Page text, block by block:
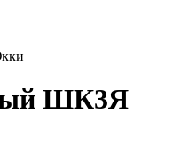
ШК3Я